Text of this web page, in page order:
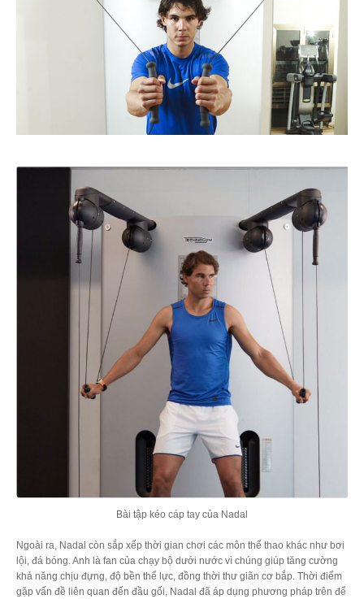
Bài tập kéo cáp tay của Nadal
Ngoài ra, Nadal còn sắp xếp thời gian chơi các môn thể thao khác như bơi
lội, đá bóng. Anh là fan của chạy bộ dưới nước vì chúng giúp tăng cường
khả năng chịu đựng, độ bền thể lực, đồng thời thư giãn cơ bắp. Thời điểm
gặp vấn đề liên quan đến đầu gối, Nadal đã áp dụng phương pháp trên để